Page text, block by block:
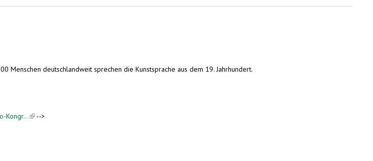
Menschen deutschlandweit sprechen die Kunstsprache aus dem 19. Jahrhundert.
Kongr...(link is external)
-->